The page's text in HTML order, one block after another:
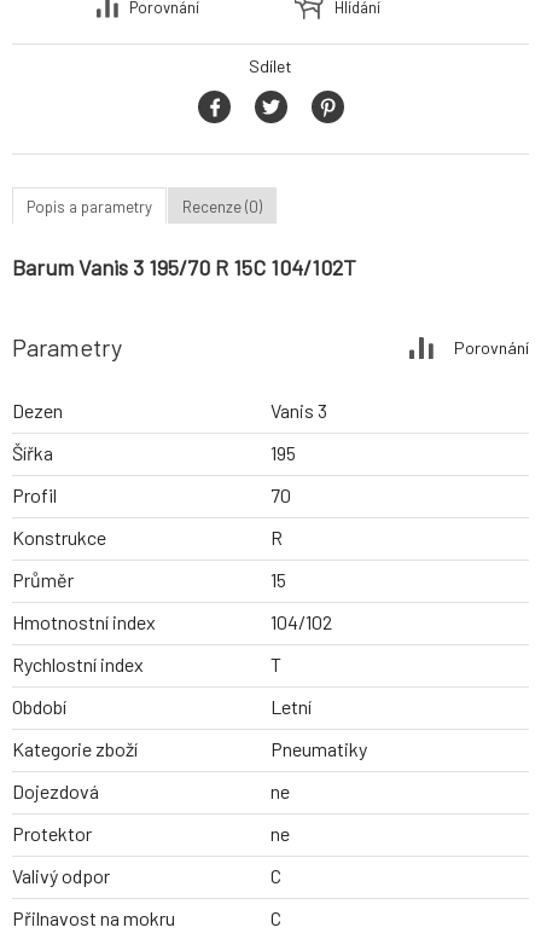
Porovnání
Hlídání
Sdílet
Popis a parametry Recenze (0)
Barum Vanis 3 195/70 R 15C 104/102T
Parametry Porovnání
Dezen
Vanis 3
Šířka
195
Profil
70
Konstrukce
R
Průměr
15
Hmotnostní index
104/102
Rychlostní index
T
Období
Letní
Kategorie zboží
Pneumatiky
Dojezdová
ne
Protektor
ne
Valivý odpor
C
Přilnavost na mokru
C